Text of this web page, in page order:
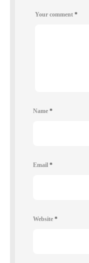
Your comment *
Name *
Email *
Website *